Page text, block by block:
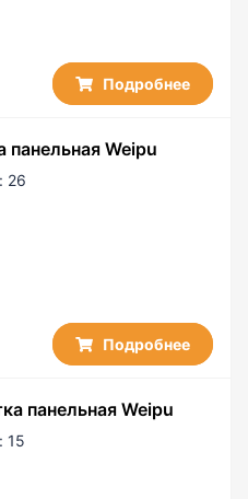
Подробнее
панельная Weipu
26
Подробнее
панельная Weipu
15